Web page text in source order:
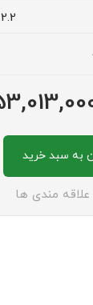
2.2
به سبدخرید
علاقه مندی ها